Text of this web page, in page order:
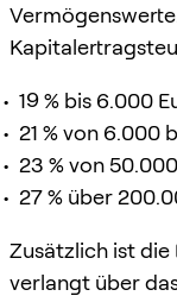
19 % bis 6.000
21 % von 6.000
23 % von
27 % über
Zusätzlich ist
verlangt über